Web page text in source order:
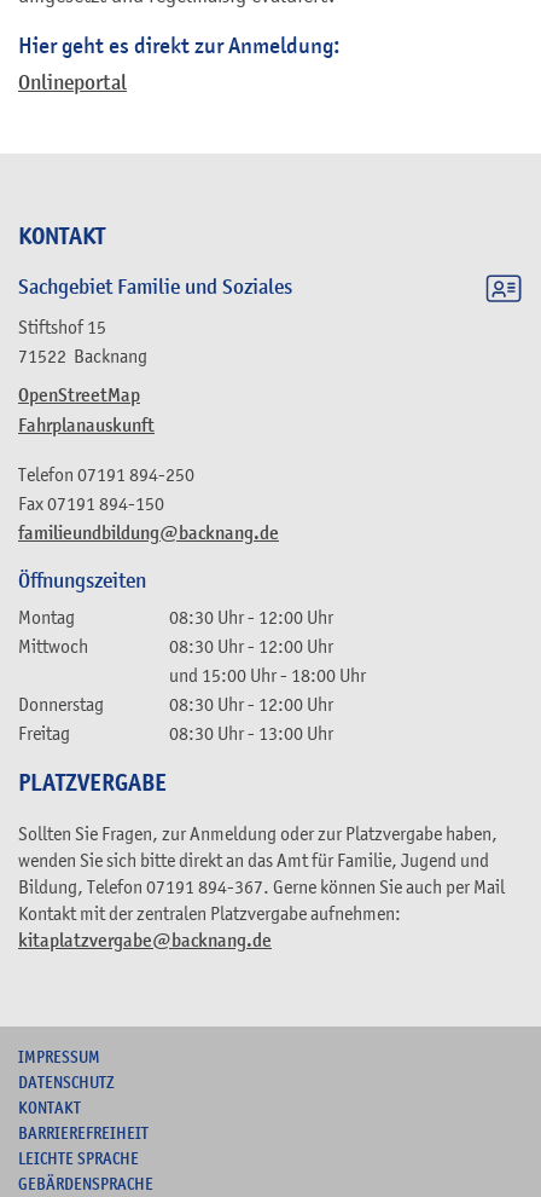
KONTAKT
Sachgebiet Familie und Soziales
Stiftshof 15
71522 Backnang
OpenStreetMap
Fahrplanauskunft
familieundbildung@backnang.de
Telefon 07191 894-250
Fax07191 894-150
Öffnungszeiten
Montag 08:30 Uhr- 12:00 Uhr
Mittwoch
08:30 Uhr- 12:00 Uhr
und 15:00 Uhr- 18:00 Uhr
Donnerstag
08:30 Uhr- 12:00 Uhr
Freitag
08:30 Uhr- 13:00 Uhr
PLATZVERGABE
Sollten Sie Fragen, zur Anmeldung oder zur Platzvergabe haben,
wenden Sie sich bitte direkt an das Amt für Familie, Jugend und
Bildung, Telefon 07191 894-367. Gerne können Sie auch per Mail
Kontakt mit der zentralen Platzvergabe aufnehmen:
kitaplatzvergabe@backnang.de
Hier geht es direkt zur Anmeldung:
Onlineportal
IMPRESSUM
DATENSCHUTZ
KONTAKT
BARRIEREFREIHEIT
LEICHTE SPRACHE
GEBÄRDENSPRACHE